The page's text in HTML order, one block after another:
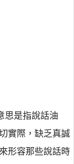
思是指說話油
實際，缺乏真誠
形容那些說話時